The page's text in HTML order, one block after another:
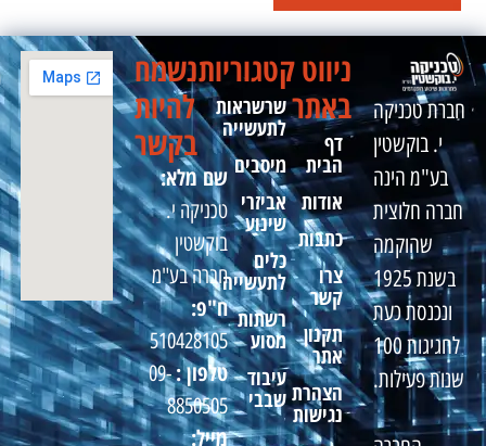
חברת טכניקה
י. בוקשטין
בע"מ הינה
חברה חלוצית
שהוקמה
בשנת 1925
ונכנסת כעת
לחגיגות 100
שנות פעילות.
ניווט
באתר
דף
הבית
אודות
כתבות
צרו
קשר
תקנון
אתר
הצהרת
נגישות
קטגוריות
שרשראות
לתעשייה
מיסבים
אביזרי
שינוע
כלים
לתעשייה
רשתות
מסוע
עיבוד
שבבי
נשמח
להיות
בקשר
שם מלא:
טכניקה י.
בוקשטין
חברה בע"מ
ח"פ:
510428105
טלפון :09-
8850505
מייל: